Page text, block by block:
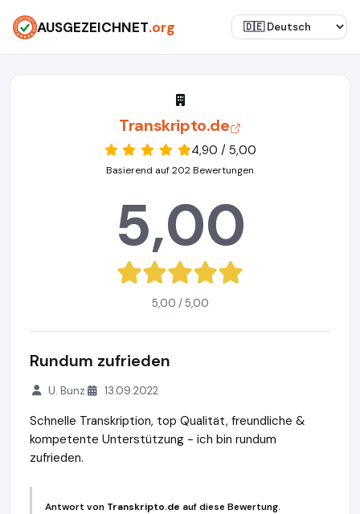
AUSGEZEICHNET.org
Transkripto.de
4,90 / 5,00
Basierend auf 202 Bewertungen
5,00
5,00 / 5,00
Rundum zufrieden
U. Bunz 13.09.2022
Schnelle Transkription, top Qualität, freundliche &
kompetente Unterstützung - ich bin rundum
zufrieden.
Antwort von Transkripto.de auf diese Bewertung.